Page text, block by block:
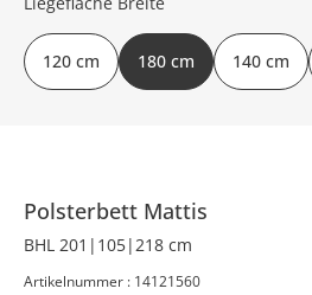
Polsterbett Mattis
BHL 201|105|218 cm
Artikelnummer : 14121560
120 cm 180 cm 140 cm